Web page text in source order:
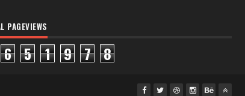
PAGEVIEWS
6 5 1 9 7 8